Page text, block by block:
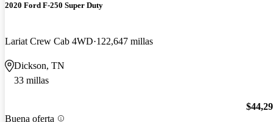
2020 Ford F-250 Super Duty
Lariat Crew Cab 4WD 122,647 millas
Dickson, TN
33 millas
Buena oferta